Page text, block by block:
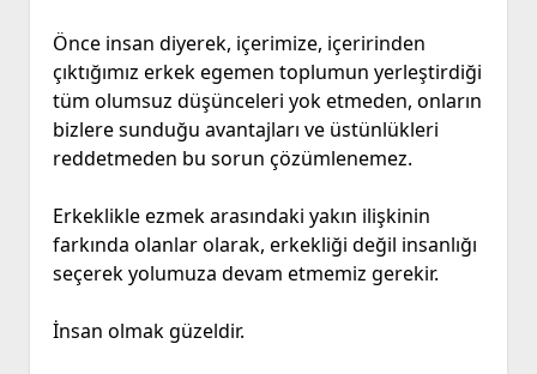
Önce insan diyerek, içerimize, içeririnden
çıktığımız erkek egemen toplumun yerleştirdiği
tüm olumsuz düşünceleri yok etmeden, onların
bizlere sunduğu avantajları ve üstünlükleri
reddetmeden bu sorun çözümlenemez.
Erkeklikle ezmek arasındaki yakın ilişkinin
farkında olanlar olarak, erkekliği değil insanlığı
seçerek yolumuza devam etmemiz gerekir.
İnsan olmak güzeldir.